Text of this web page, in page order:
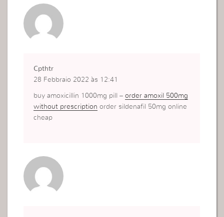
Cpthtr
28 Febbraio 2022 às 12:41
buy amoxicillin 1000mg pill –order amoxil 500mg
without prescription order sildenafil 50mg online
cheap